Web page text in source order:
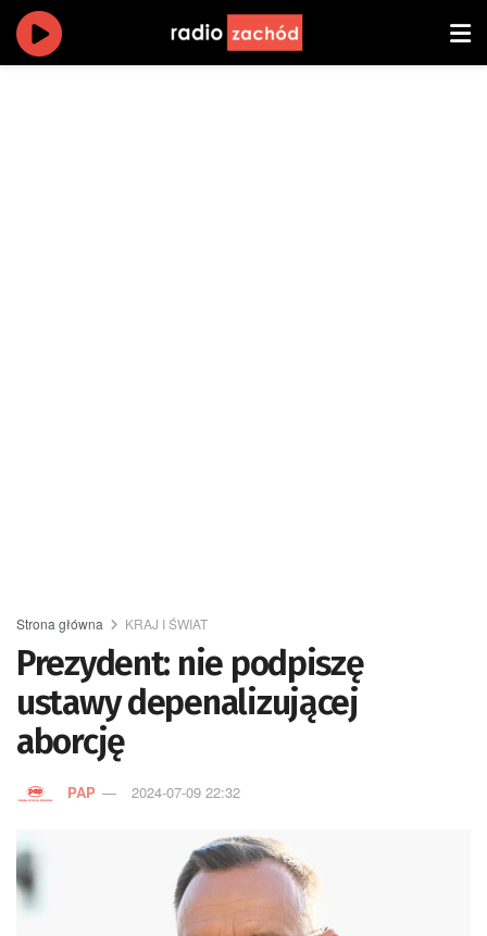
Strona główna KRAJ I ŚWIAT
Prezydent: nie podpiszę
ustawy depenalizującej
aborcję
PAP 2024-07-09 22:32